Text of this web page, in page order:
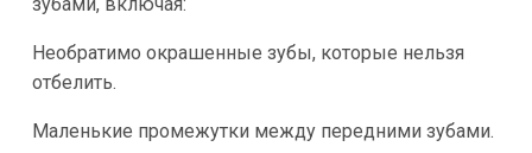
Необратимо окрашенные зубы, которые нельзя
отбелить.
Маленькие промежутки между передними зубами.